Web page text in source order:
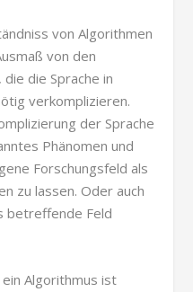
von Algorithmen
von den
die Sprache in
verkomplizieren.
der Sprache
Phänomen und
Forschungsfeld als
zu lassen. Oder auch
betreffende Feld
Algorithmus ist